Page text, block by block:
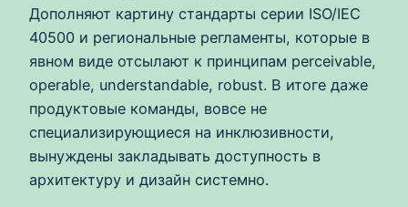
Дополняют картину стандарты серии ISO/IEC
40500 и региональные регламенты, которые в
явном виде отсылают к принципам perceivable,
operable, understandable, robust. В итоге даже
продуктовые команды, вовсе не
специализирующиеся на инклюзивности,
вынуждены закладывать доступность в
архитектуру и дизайн системно.